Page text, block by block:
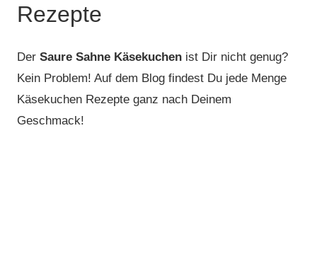
Rezepte
Der Saure Sahne Käsekuchen ist Dir nicht genug?
Kein Problem! Auf dem Blog findest Du jede Menge
Käsekuchen Rezepte ganz nach Deinem
Geschmack!